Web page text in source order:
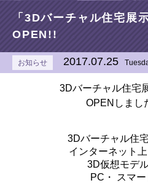
「3Dバーチャル住宅展
OPEN!!
お知らせ 2017.07.25
3Dバーチャル住宅
OPENしまし
3Dバーチャル住
インターネット
3D仮想モデ
PC・ スマ